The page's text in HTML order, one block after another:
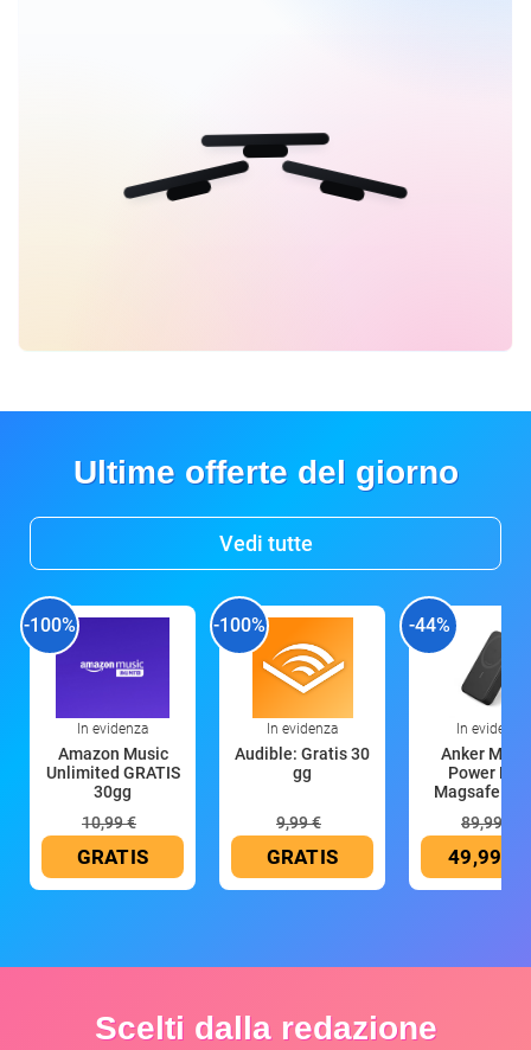
Ultime offerte del giorno
Vedi tutte
-100%
In evidenza
Amazon Music
Unlimited GRATIS
30gg
10,99 €
GRATIS
-100%
In evidenza
Audible: Gratis 30
gg
9,99 €
GRATIS
-44%
In evidenza
Anker
Power
Magsafe
89,99 €
49,99 €
Scelti dalla redazione